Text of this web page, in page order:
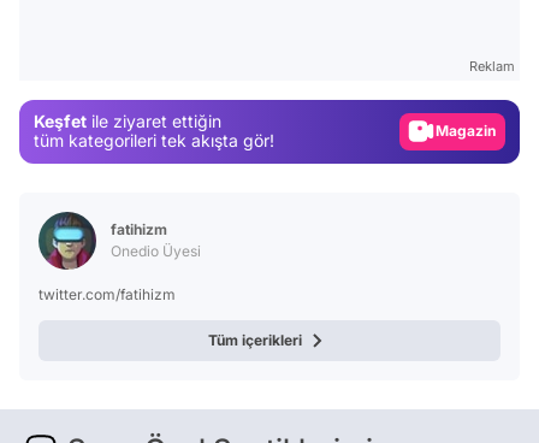
Reklam
Keşfet ile ziyaret ettiğin
tüm kategorileri tek akışta gör!
Video
fatihizm
Onedio Üyesi
twitter.com/fatihizm
Tüm içerikleri